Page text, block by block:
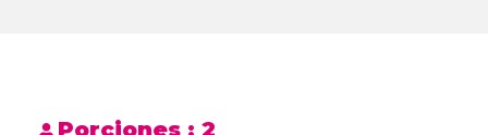
Porciones :2